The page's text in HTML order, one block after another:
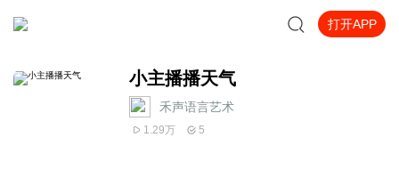
打开APP
小主播播天气
禾声语言艺术
1.29万 5